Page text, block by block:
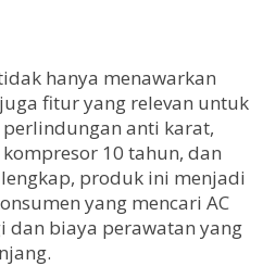
hanya menawarkan
fitur yang relevan untuk
perlindungan anti karat,
10 tahun, dan
produk ini menjadi
yang mencari AC
dan biaya perawatan yang